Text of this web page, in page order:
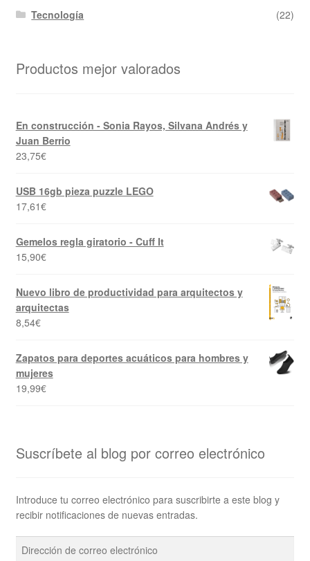
Tecnología
(22)
Productos mejor valorados
En construcción - Sonia Rayos, Silvana Andrés y
Juan Berrio
23,75€
USB 16gb pieza puzzle LEGO
17,61€
Gemelos regla giratorio - Cuff It
15,90€
Nuevo libro de productividad para arquitectos y
arquitectas
8,54€
Zapatos para deportes acuáticos para hombres y
mujeres
19,99€
Suscríbete al blog por correo electrónico
Introduce tu correo electrónico para suscribirte a este blog y
recibir notificaciones de nuevas entradas.
Dirección